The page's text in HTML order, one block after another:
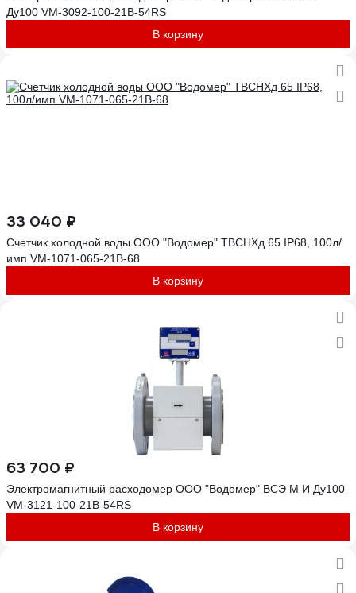
Ду100 VM-3092-100-21B-54RS
В корзину
33 040 ₽
Счетчик холодной воды ООО "Водомер" ТВСНХд 65 IP68, 100л/
имп VM-1071-065-21B-68
В корзину
63 700 ₽
Электромагнитный расходомер ООО "Водомер" ВСЭ М И Ду100
VM-3121-100-21B-54RS
В корзину